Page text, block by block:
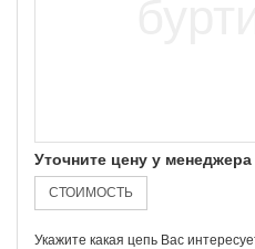
Уточните цену у менеджера
СТОИМОСТЬ
Укажите какая цепь Вас